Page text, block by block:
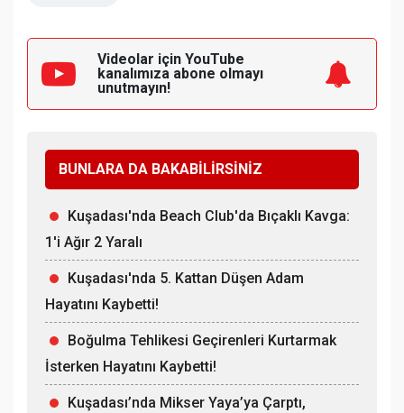
Videolar için YouTube
kanalımıza abone olmayı
unutmayın!
BUNLARA DA BAKABİLİRSİNİZ
Kuşadası'nda Beach Club'da Bıçaklı Kavga:
1'i Ağır 2 Yaralı
Kuşadası'nda 5. Kattan Düşen Adam
Hayatını Kaybetti!
Boğulma Tehlikesi Geçirenleri Kurtarmak
İsterken Hayatını Kaybetti!
Kuşadası’nda Mikser Yaya’ya Çarptı,